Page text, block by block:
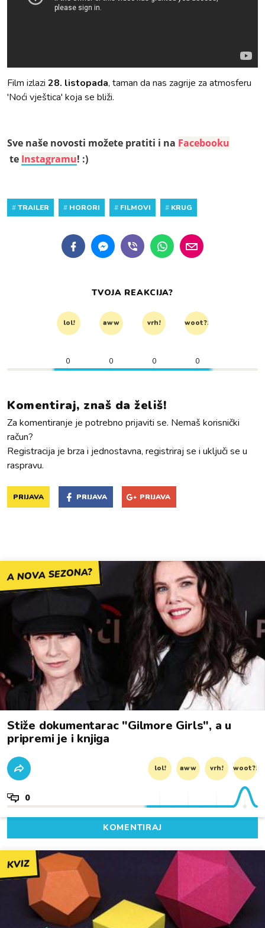
Film izlazi 28. listopada, taman da nas zagrije za atmosferu
'Noći vještica' koja se bliži.
Sve naše novosti možete pratiti i na Facebooku
te Instagramu! :)
#TRAILER # HORORI # FILMOVI # KRUG
TVOJA REAKCIJA?
lol! aww vrh! woot?!
0 0 0 0
Komentiraj, znaš da želiš!
Za komentiranje je potrebno prijaviti se. Nemaš korisnički
račun?
Registracija je brza i jednostavna, registriraj se i uključi se u
raspravu.
PRIJAVA PRIJAVA PRIJAVA
A NOVA SEZONA?
Stiže dokumentarac "Gilmore Girls", a u
pripremi je i knjiga
lol! aww vrh! woot?!
0
KOMENTIRAJ
KVIZ